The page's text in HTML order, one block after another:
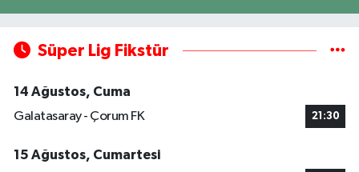
Süper Lig Fikstür
14 Ağustos, Cuma
Galatasaray - Çorum FK
21:30
15 Ağustos, Cumartesi